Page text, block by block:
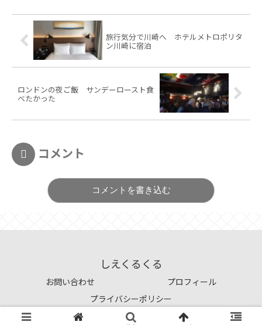
旅行気分で川崎へ ホテルメトロポリタ
ン川崎に宿泊
ロンドンの夜ご飯 サンデーロースト食
べたかった
コメント
コメントを書き込む
しえくるくる
お問い合わせ
プロフィール
プライバシーポリシー
© 2021 しえくるくる.